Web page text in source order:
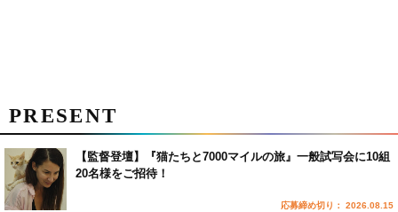
PRESENT
【監督登壇】『猫たちと7000マイルの旅』一般試写会に10組
20名様をご招待！
応募締め切り： 2026.08.15